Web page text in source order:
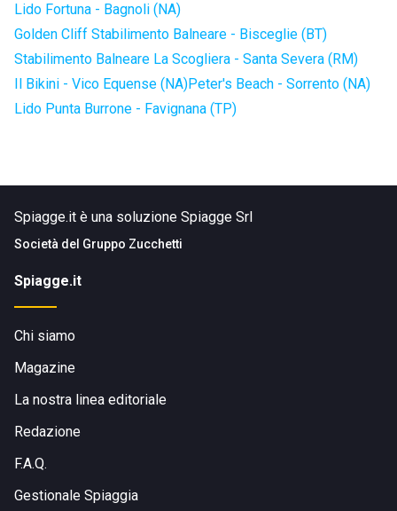
Lido Fortuna - Bagnoli (NA)
Golden Cliff Stabilimento Balneare - Bisceglie (BT)
Stabilimento Balneare La Scogliera - Santa Severa (RM)
Il Bikini - Vico Equense (NA)Peter's Beach - Sorrento (NA)
Lido Punta Burrone - Favignana (TP)
Spiagge.it è una soluzione Spiagge Srl
Società del Gruppo Zucchetti
Spiagge.it
Chi siamo
Magazine
La nostra linea editoriale
Redazione
F.A.Q.
Gestionale Spiaggia